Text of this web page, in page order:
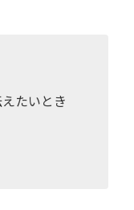
たいとき